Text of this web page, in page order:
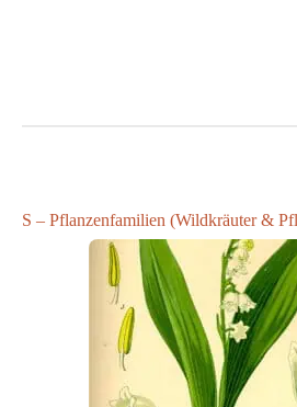
S – Pflanzenfamilien (Wildkräuter &